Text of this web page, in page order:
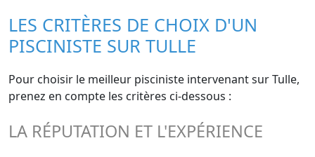
LES CRITÈRES DE CHOIX D'UN
PISCINISTE SUR TULLE
Pour choisir le meilleur pisciniste intervenant sur Tulle,
prenez en compte les critères ci-dessous :
LA RÉPUTATION ET L'EXPÉRIENCE